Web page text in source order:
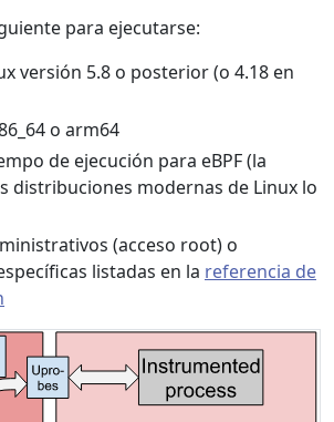
para ejecutarse:
versión 5.8 o posterior (o 4.18 en
o arm64
de ejecución para eBPF (la
distribuciones modernas de Linux lo
(acceso root) o
listadas en la referencia de